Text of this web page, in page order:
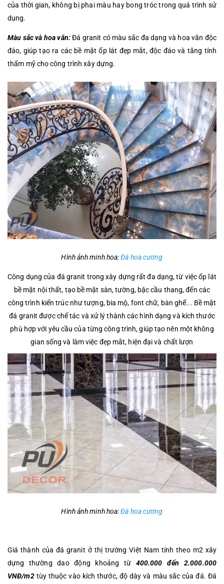
của thời gian, không bị phai màu hay bong tróc trong quá trình sử
dụng.
Màu sắc và hoa văn:Đá granit có màu sắc đa dạng và hoa văn độc
đáo, giúp tạo ra các bề mặt ốp lát đẹp mắt, độc đáo và tăng tính
thẩm mỹ cho công trình xây dựng.
Hình ảnh minh hoa:Đá hoa cương
Công dụng của đá granit trong xây dựng rất đa dạng, từ việc ốp lát
bề mặt nội thất, tạo bề mặt sàn, tường, bậc cầu thang, đến các
công trình kiến trúc như tượng, bia mộ, font chữ, bàn ghế... Bề mặt
đá granit được chế tác và xử lý thành các hình dạng và kích thước
phù hợp với yêu cầu của từng công trình, giúp tạo nên một không
gian sống và làm việc đẹp mắt, hiện đại và chất lượn
Hình ảnh minh hoa:Đá hoa cương
Giá thành của đá granit ở thị trường Việt Nam tính theo m2 xây
dựng thường dao động khoảng từ 400.000 đến 2.000.000
VNĐ/m2tùy thuộc vào kích thước, độ dày và màu sắc của đá. Đá